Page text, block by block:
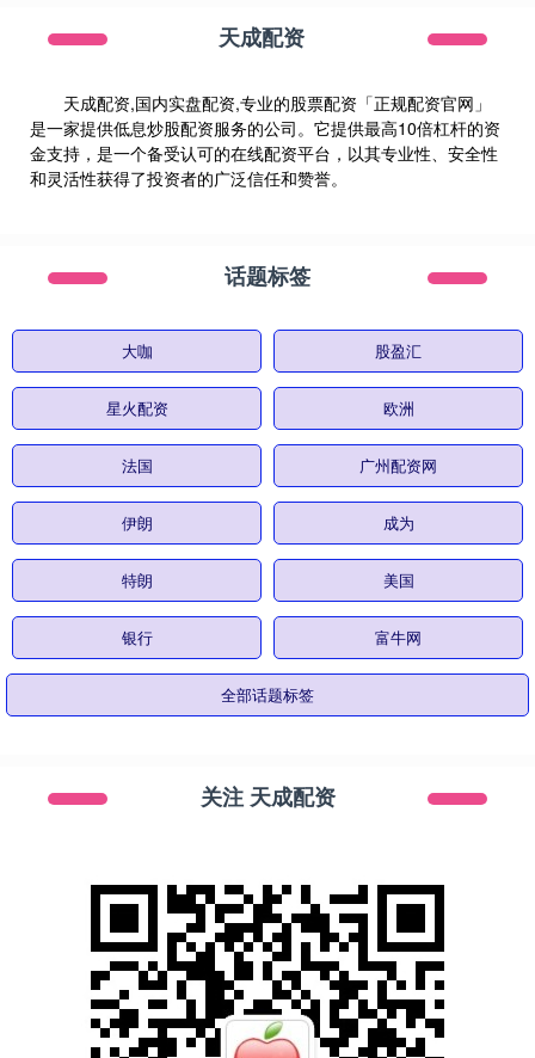
天成配资
天成配资,国内实盘配资,专业的股票配资「正规配资官网」
是一家提供低息炒股配资服务的公司。它提供最高10倍杠杆的资
金支持，是一个备受认可的在线配资平台，以其专业性、安全性
和灵活性获得了投资者的广泛信任和赞誉。
话题标签
大咖 股盈汇
星火配资 欧洲
法国 广州配资网
伊朗 成为
特朗 美国
银行 富牛网
全部话题标签
关注 天成配资